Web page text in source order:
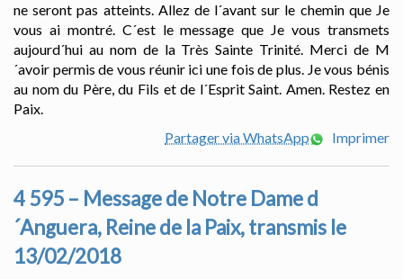
ne seront pas atteints. Allez de l´avant sur le chemin que Je
vous ai montré. C´est le message que Je vous transmets
aujourd´hui au nom de la Très Sainte Trinité. Merci de M
´avoir permis de vous réunir ici une fois de plus. Je vous bénis
au nom du Père, du Fils et de l´Esprit Saint. Amen. Restez en
Paix.
Partager via WhatsApp
Imprimer
4 595 – Message de Notre Dame d
´Anguera, Reine de la Paix, transmis le
13/02/2018